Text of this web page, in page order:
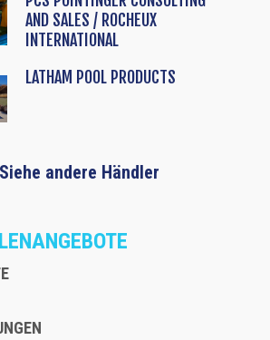
AND SALES / ROCHEUX
INTERNATIONAL
LATHAM POOL PRODUCTS
Siehe andere Händler